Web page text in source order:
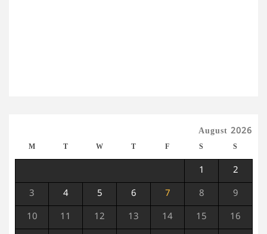
August 2026
M T W T F S S
1 2
3 4 5 6 7 8 9
10 11 12 13 14 15 16